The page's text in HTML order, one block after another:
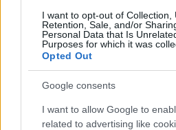
I want to opt-out of Collection,
Retention, Sale, and/or
Personal Data that Is
Purposes for which it was
Opted Out
Google consents
I want to allow Google to
related to advertising like
Σταυρίτας: Ο Σεπτέμβρης των
1/09/2024 - 8:00πμ